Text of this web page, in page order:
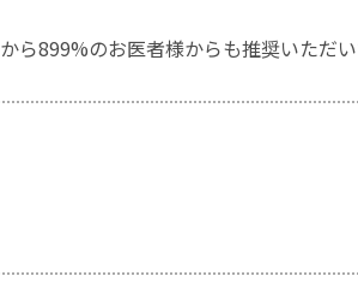
899%のお医者様からも推奨いただい